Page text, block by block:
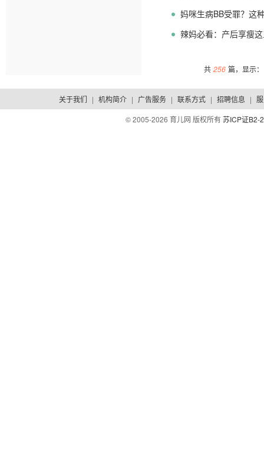
妈咪生病BB受罪？这
辣妈必看：产后享瘦
共 256 篇，显示
关于我们 | 机构简介 | 广告服务 | 联系方式 | 招聘信息 |
© 2005-2026 育儿网 版权所有苏ICP证B2-